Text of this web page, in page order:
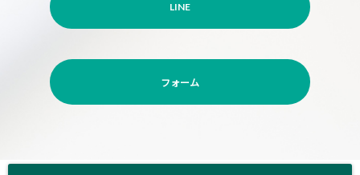
LINE
フォーム